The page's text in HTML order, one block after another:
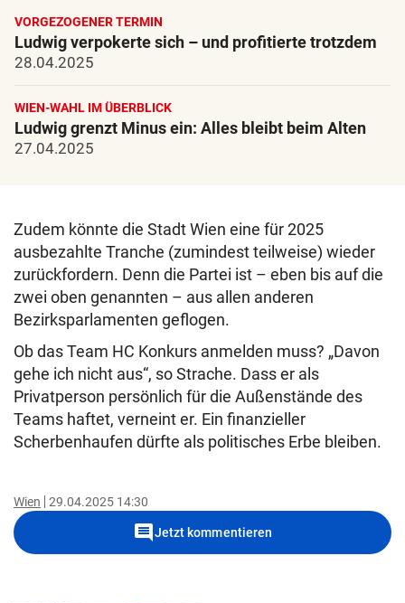
VORGEZOGENER TERMIN
Ludwig verpokerte sich – und profitierte trotzdem
28.04.2025
WIEN-WAHL IM ÜBERBLICK
Ludwig grenzt Minus ein: Alles bleibt beim Alten
27.04.2025
Zudem könnte die Stadt Wien eine für 2025
ausbezahlte Tranche (zumindest teilweise) wieder
zurückfordern. Denn die Partei ist – eben bis auf die
zwei oben genannten – aus allen anderen
Bezirksparlamenten geflogen.
Ob das Team HC Konkurs anmelden muss? „Davon
gehe ich nicht aus“, so Strache. Dass er als
Privatperson persönlich für die Außenstände des
Teams haftet, verneint er. Ein finanzieller
Scherbenhaufen dürfte als politisches Erbe bleiben.
Wien 29.04.2025 14:30
commentJetzt kommentieren